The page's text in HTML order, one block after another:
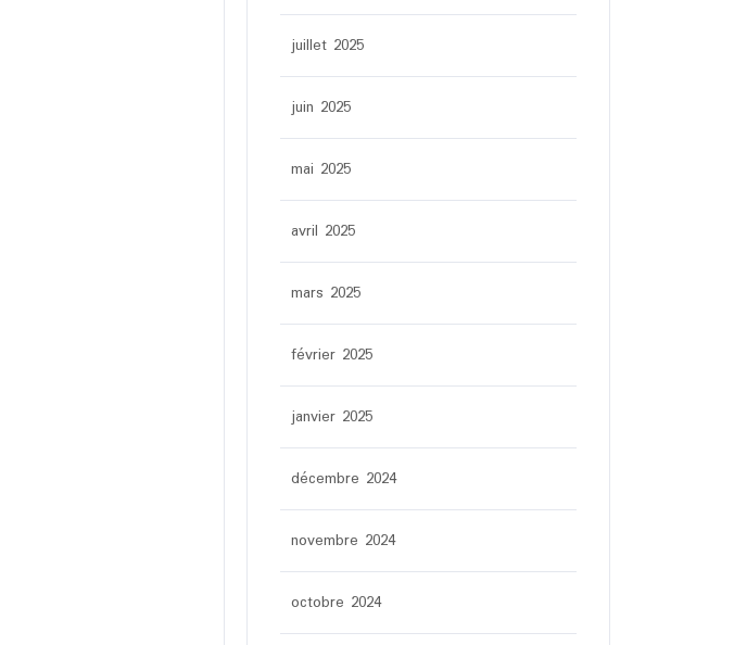
juillet 2025
juin 2025
mai 2025
avril 2025
mars 2025
février 2025
janvier 2025
décembre 2024
novembre 2024
octobre 2024